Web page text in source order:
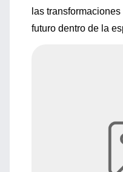
las
futuro dentro de la